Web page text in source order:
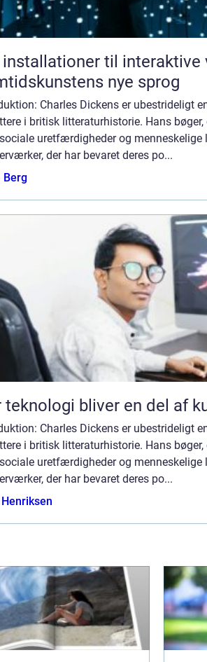
installationer til interaktive
nye sprog
Charles Dickens er ubestrideligt
i britisk litteraturhistorie. Hans
uretfærdigheder og menneskelige
der har bevaret deres po...
Berg
teknologi bliver en del af
Charles Dickens er ubestrideligt
i britisk litteraturhistorie. Hans
uretfærdigheder og menneskelige
der har bevaret deres po...